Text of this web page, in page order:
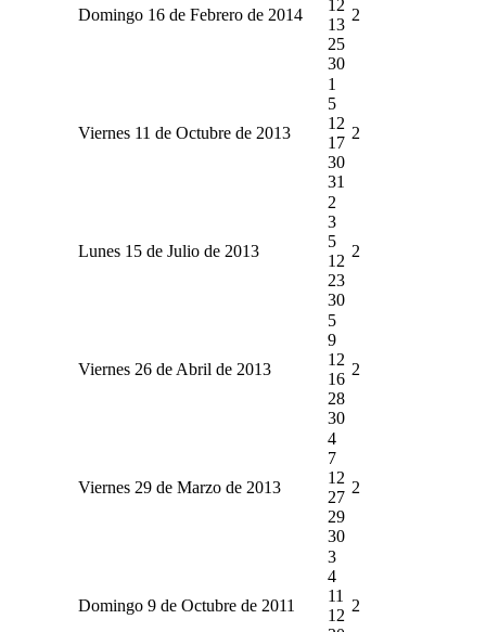
Domingo 16 de Febrero de 2014
12
13
25
30
2
Viernes 11 de Octubre de 2013
1
5
12
17
30
31
2
Lunes 15 de Julio de 2013
2
3
5
12
23
30
2
Viernes 26 de Abril de 2013
5
9
12
16
28
30
2
Viernes 29 de Marzo de 2013
4
7
12
27
29
30
2
Domingo 9 de Octubre de 2011
3
4
11
12
2